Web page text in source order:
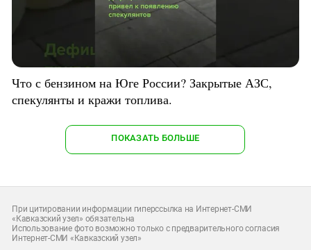
Что с бензином на Юге России? Закрытые АЗС,
спекулянты и кражи топлива.
ПОКАЗАТЬ БОЛЬШЕ
При цитировании информации гиперссылка на Интернет-СМИ
«Кавказский узел» обязательна
Использование фото возможно только с предварительного согласия
Интернет-СМИ «Кавказский узел»